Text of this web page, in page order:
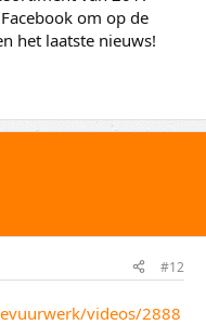
om op de
het laatste nieuws!
#12
videos/2888